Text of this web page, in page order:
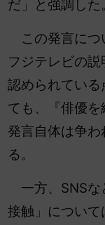
だ」と強調した
この発言につ
フジテレビの
認められている
ても、『俳優
発言自体は争
る。
一方、SNSな
接触」につい